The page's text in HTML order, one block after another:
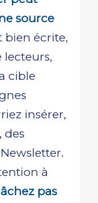
source
bien écrite,
lecteurs,
cible
insérer,
des
à
pas